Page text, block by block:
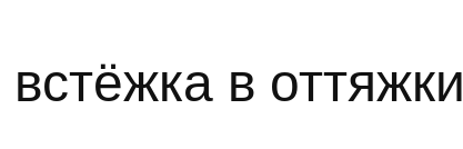
встёжка в оттяжки